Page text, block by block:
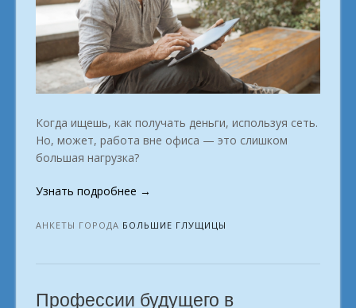
Когда ищешь, как получать деньги, используя сеть.
Но, может, работа вне офиса — это слишком
большая нагрузка?
Узнать подробнее «Как
дома:
Большие
→
АНКЕТЫ ГОРОДА БОЛЬШИЕ ГЛУЩИЦЫ
Профессии будущего в